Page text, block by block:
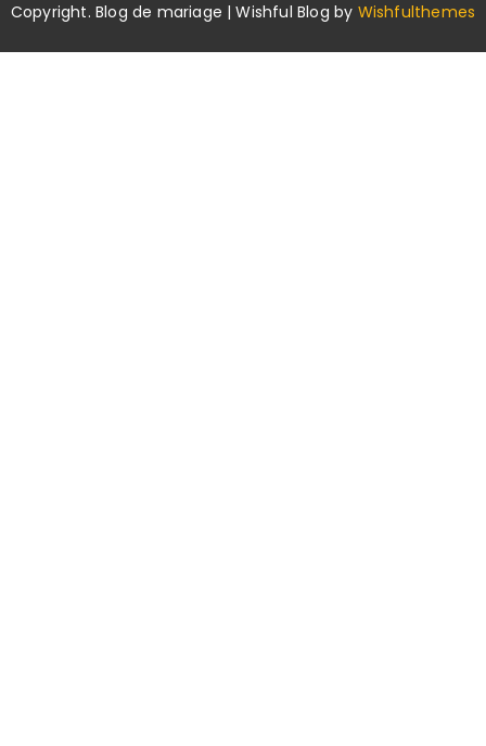
Copyright. Blog de mariage | Wishful Blog by Wishfulthemes